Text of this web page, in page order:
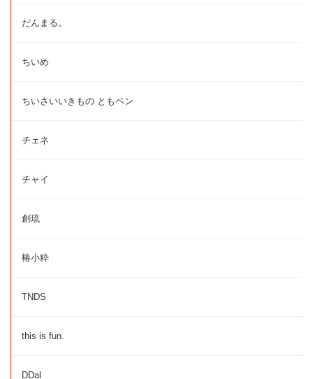
だんまる。
ちいめ
ちいさいいきもの ともペン
チェネ
チャイ
創琉
椿小粋
TNDS
this is fun.
DDal